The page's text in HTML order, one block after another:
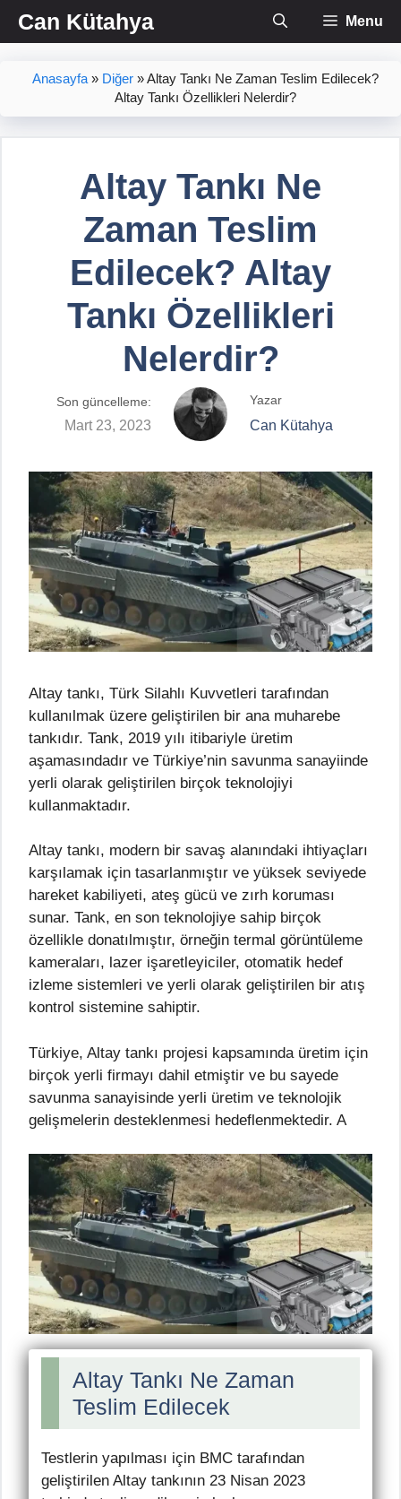
İçeriğe
atlaCan Kütahya Menu
Anasayfa» Diğer»Altay Tankı Ne Zaman Teslim Edilecek?
Altay Tankı Özellikleri Nelerdir?
Altay Tankı Ne
Zaman Teslim
Edilecek? Altay
Tankı Özellikleri
Nelerdir?
Son güncelleme:
Mart 23, 2023
Yazar
Can Kütahya
Altay tankı, Türk Silahlı Kuvvetleri tarafından
kullanılmak üzere geliştirilen bir ana muharebe
tankıdır. Tank, 2019 yılı itibariyle üretim
aşamasındadır ve Türkiye’nin savunma sanayiinde
yerli olarak geliştirilen birçok teknolojiyi
kullanmaktadır.
Altay tankı, modern bir savaş alanındaki ihtiyaçları
karşılamak için tasarlanmıştır ve yüksek seviyede
hareket kabiliyeti, ateş gücü ve zırh koruması
sunar. Tank, en son teknolojiye sahip birçok
özellikle donatılmıştır, örneğin termal görüntüleme
kameraları, lazer işaretleyiciler, otomatik hedef
izleme sistemleri ve yerli olarak geliştirilen bir atış
kontrol sistemine sahiptir.
Türkiye, Altay tankı projesi kapsamında üretim için
birçok yerli firmayı dahil etmiştir ve bu sayede
savunma sanayisinde yerli üretim ve teknolojik
gelişmelerin desteklenmesi hedeflenmektedir. A
Altay Tankı Ne Zaman
Teslim Edilecek
Testlerin yapılması için BMC tarafından
geliştirilen Altay tankının 23 Nisan 2023